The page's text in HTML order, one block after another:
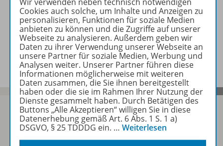
Empfehlungen der Redaktion
Benachrichtigungs-Service
Cookies auch solche, um Inhalte und Anzeigen zu
personalisieren, Funktionen für soziale Medien
anbieten zu können und die Zugriffe auf unserer
Webseite zu analysieren. Außerdem geben wir
Daten zu ihrer Verwendung unserer Webseite an
unsere Partner für soziale Medien, Werbung und
Analysen weiter. Unserer Partner führen diese
Informationen möglicherweise mit weiteren
Daten zusammen, die Sie ihnen bereitgestellt
haben oder die sie im Rahmen Ihrer Nutzung der
Dienste gesammelt haben. Durch Betätigen des
Buttons „Alle Akzeptieren“ willigen Sie in diese
Datenerhebung gemäß Art. 6 Abs. 1 S. 1 a)
DSGVO, § 25 TDDDG ein. … Weiterlesen